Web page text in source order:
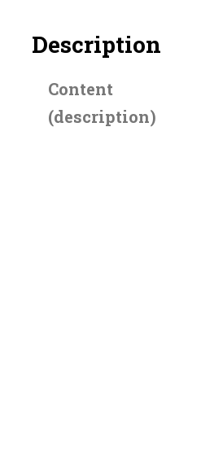
Description
Content
(description)